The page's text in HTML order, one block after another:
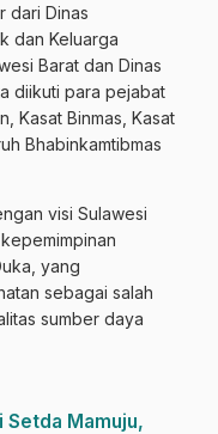
dari Dinas
dan Keluarga
Barat dan Dinas
diikuti para pejabat
Kasat Binmas, Kasat
Bhabinkamtibmas
visi Sulawesi
yang
sebagai salah
sumber daya
Setda Mamuju,